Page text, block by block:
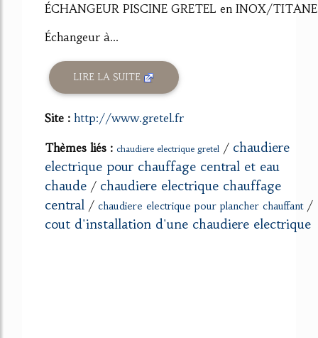
ÉCHANGEUR PISCINE GRETEL en INOX/TITANE
Échangeur à...
LIRE LA SUITE
Site : http://www.gretel.fr
Thèmes liés : chaudiere electrique gretel / chaudiere
electrique pour chauffage central et eau
chaude / chaudiere electrique chauffage
central / chaudiere electrique pour plancher chauffant/
cout d'installation d'une chaudiere electrique